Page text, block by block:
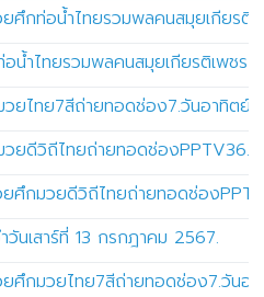
ยศึกท่อน้ำไทยรวมพลคนสมุยเกียร
น้ำไทยรวมพลคนสมุยเกียรติเพชร
ยไทย7สีถ่ายทอดช่อง7.วันอาทิตย์
ยดีวิถีไทยถ่ายทอดช่องPPTV36.
ยศึกมวยดีวิถีไทยถ่ายทอดช่อง
นเสาร์ที่ 13 กรกฎาคม 2567.
ยศึกมวยไทย7สีถ่ายทอดช่อง7.วัน